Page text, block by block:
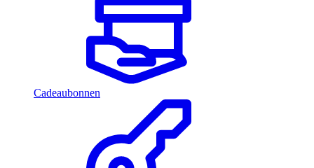
Cadeaubonnen